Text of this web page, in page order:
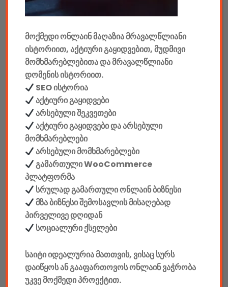
მანქანის აქსესუარები
ელემენტები
აკკუმულატორები
კაბელები & დამტენები
დისკები
ჩანთები
სეიფები
კონსტრუქტორები
E-mobility
კომპიუტერები & აქსესუარები
ტელეფონები & აქსესუარები
მოქმედი ონლაინ მაღაზია მრავალწლიანი
ისტორიით, აქტიური გაყიდვებით, მუდმივი
მომხმარებლებითა და მრავალწლიანი
დომენის ისტორიით.
SEO ისტორია
აქტიური გაყიდვები
არსებული შეკვეთები
აქტიური გაყიდვები და არსებული
მომხმარებლები
არსებული მომხმარებლები
გამართული WooCommerce
პლატფორმა
სრულად გამართული ონლაინ ბიზნესი
მზა ბიზნესი შემოსავლის მისაღებად
პირველივე დღიდან
სოციალური ქსელები
საიტი იდეალურია მათთვის, ვისაც სურს
დაიწყოს ან გააფართოვოს ონლაინ ვაჭრობა
უკვე მოქმედი პროექტით.